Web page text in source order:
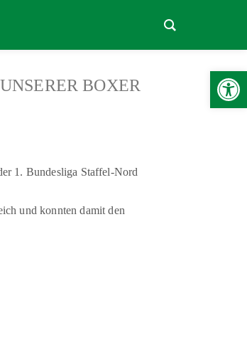
BOXER
1. Bundesliga Staffel-Nord
und konnten damit den